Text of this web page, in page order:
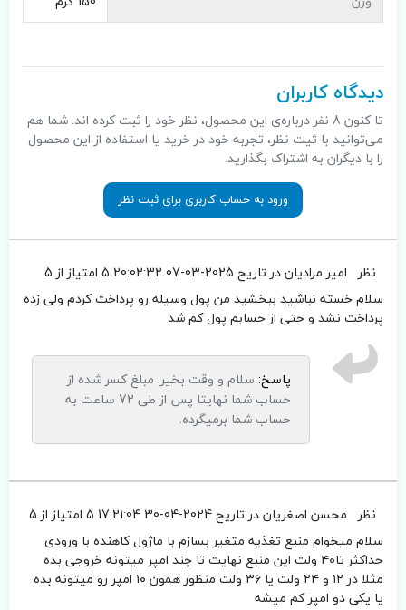
دیدگاه کاربران
تا کنون 8 نفر درباره‌ی این محصول، نظر خود را ثبت کرده اند. شما هم
می‌توانید با ثیت نظر، تجربه خود در خرید یا استفاده از این محصول
را با دیگران به اشتراک بگذارید.
ورود به حساب کاربری برای ثبت نظر
نظر امیر مرادیاندر تاریح 2025-03-07 20:02:32
5 امتیاز از 5
سلام خسته نباشید ببخشید من پول وسیله رو پرداخت کردم ولی زده
پرداخت نشد و حتی از حسابم پول کم شد
پاسخ: سلام و وقت بخیر. مبلغ کسر شده از
حساب شما نهایتا پس از طی 72 ساعت به
حساب شما برمیگرده.
نظر محسن اصغریاندر تاریح 2024-04-30 17:21:04
5 امتیاز از 5
سلام میخوام منبع تغذیه متغیر بسازم با ماژول کاهنده با ورودی
حداکثر تا۴۰ ولت این منبع نهایت تا چند امپر میتونه خروجی بده
مثلا در ۱۲ و ۲۴ ولت یا ۳۶ ولت منظور همون ۱۰ امپر رو میتونه بده
یا یکی دو امپر کم میشه